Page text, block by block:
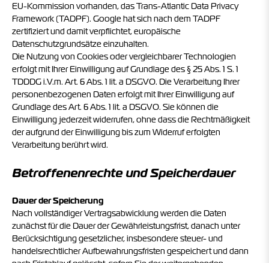
EU-Kommission vorhanden, das Trans-Atlantic Data Privacy
Framework (TADPF). Google hat sich nach dem TADPF
zertifiziert und damit verpflichtet, europäische
Datenschutzgrundsätze einzuhalten.
Die Nutzung von Cookies oder vergleichbarer Technologien
erfolgt mit Ihrer Einwilligung auf Grundlage des § 25 Abs. 1 S. 1
TDDDG i.V.m. Art. 6 Abs. 1 lit. a DSGVO. Die Verarbeitung Ihrer
personenbezogenen Daten erfolgt mit Ihrer Einwilligung auf
Grundlage des Art. 6 Abs. 1 lit. a DSGVO. Sie können die
Einwilligung jederzeit widerrufen, ohne dass die Rechtmäßigkeit
der aufgrund der Einwilligung bis zum Widerruf erfolgten
Verarbeitung berührt wird.
Betroffenenrechte und Speicherdauer
Dauer der Speicherung
Nach vollständiger Vertragsabwicklung werden die Daten
zunächst für die Dauer der Gewährleistungsfrist, danach unter
Berücksichtigung gesetzlicher, insbesondere steuer- und
handelsrechtlicher Aufbewahrungsfristen gespeichert und dann